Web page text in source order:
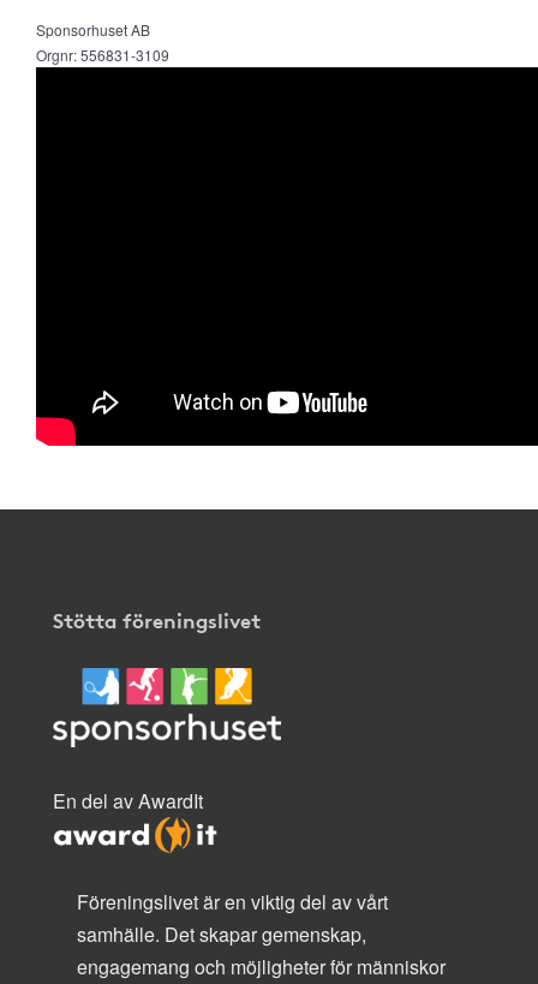
Sponsorhuset AB
Orgnr: 556831-3109
Stötta föreningslivet
En del av AwardIt
Föreningslivet är en viktig del av vårt
samhälle. Det skapar gemenskap,
engagemang och möjligheter för människor